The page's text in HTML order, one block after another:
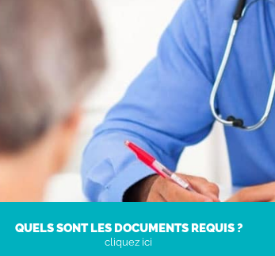
QUELS SONT LES DOCUMENTS REQUIS ?
cliquez ici